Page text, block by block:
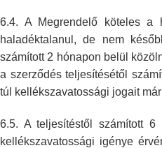
6.4. A Megrendelő köteles a
haladéktalanul, de nem
számított 2 hónapon belül
a szerződés teljesítésétől
túl kellékszavatossági jogait
6.5. A teljesítéstől számított
kellékszavatossági igénye